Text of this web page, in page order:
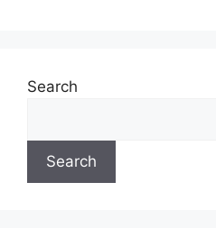
Search
Search